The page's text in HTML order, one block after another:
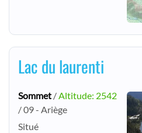
Lac du laurenti
Sommet /Altitude: 2542
/ 09 - Ariège
Situé